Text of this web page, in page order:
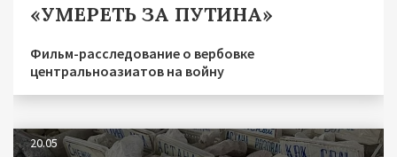
«УМЕРЕТЬ ЗА ПУТИНА»
Фильм-расследование о вербовке
центральноазиатов на войну
20.05